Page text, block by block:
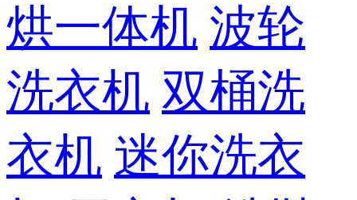
烘一体机 波轮
洗衣机 双桶洗
衣机 迷你洗衣